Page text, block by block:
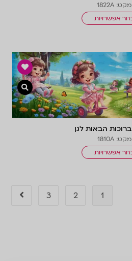
מקט: 1822A
אפשרויות
הבאות לגן
מקט: 1810A
אפשרויות
1
2
3